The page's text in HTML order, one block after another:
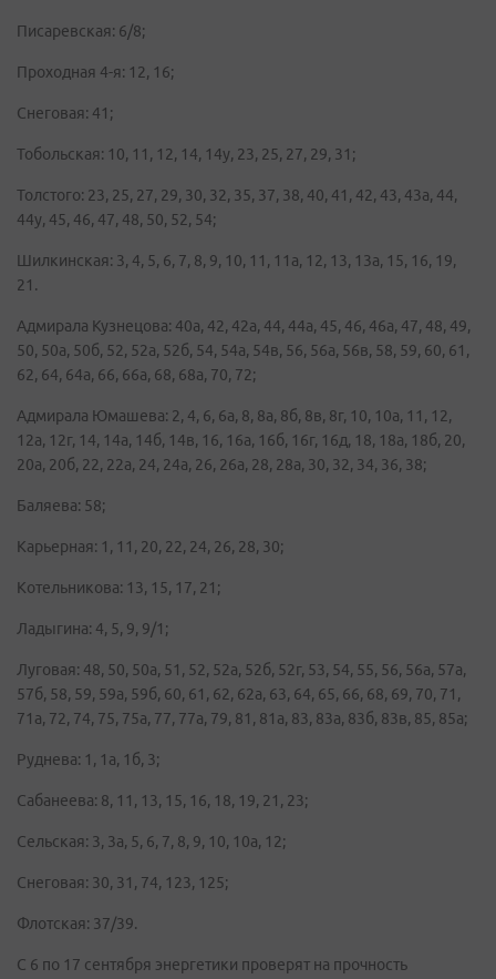
Писаревская: 6/8;
Проходная 4-я: 12, 16;
Снеговая: 41;
Тобольская: 10, 11, 12, 14, 14у, 23, 25, 27, 29, 31;
Толстого: 23, 25, 27, 29, 30, 32, 35, 37, 38, 40, 41, 42, 43, 43а, 44,
44у, 45, 46, 47, 48, 50, 52, 54;
Шилкинская: 3, 4, 5, 6, 7, 8, 9, 10, 11, 11а, 12, 13, 13а, 15, 16, 19,
21.
Адмирала Кузнецова: 40а, 42, 42а, 44, 44а, 45, 46, 46а, 47, 48, 49,
50, 50а, 50б, 52, 52а, 52б, 54, 54а, 54в, 56, 56а, 56в, 58, 59, 60, 61,
62, 64, 64а, 66, 66а, 68, 68а, 70, 72;
Адмирала Юмашева: 2, 4, 6, 6а, 8, 8а, 8б, 8в, 8г, 10, 10а, 11, 12,
12а, 12г, 14, 14а, 14б, 14в, 16, 16а, 16б, 16г, 16д, 18, 18а, 18б, 20,
20а, 20б, 22, 22а, 24, 24а, 26, 26а, 28, 28а, 30, 32, 34, 36, 38;
Баляева: 58;
Карьерная: 1, 11, 20, 22, 24, 26, 28, 30;
Котельникова: 13, 15, 17, 21;
Ладыгина: 4, 5, 9, 9/1;
Луговая: 48, 50, 50а, 51, 52, 52а, 52б, 52г, 53, 54, 55, 56, 56а, 57а,
57б, 58, 59, 59а, 59б, 60, 61, 62, 62а, 63, 64, 65, 66, 68, 69, 70, 71,
71а, 72, 74, 75, 75а, 77, 77а, 79, 81, 81а, 83, 83а, 83б, 83в, 85, 85а;
Руднева: 1, 1а, 1б, 3;
Сабанеева: 8, 11, 13, 15, 16, 18, 19, 21, 23;
Сельская: 3, 3а, 5, 6, 7, 8, 9, 10, 10а, 12;
Снеговая: 30, 31, 74, 123, 125;
Флотская: 37/39.
С 6 по 17 сентября энергетики проверят на прочность